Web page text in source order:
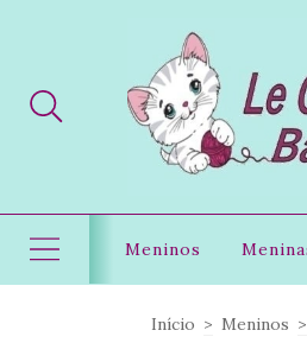
Meninos
Início > Meninos >